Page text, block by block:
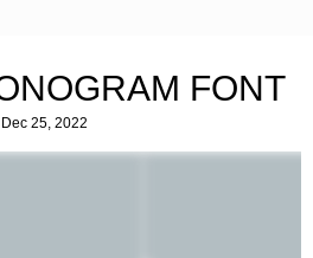
FONT
25, 2022